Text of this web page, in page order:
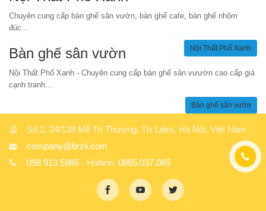
Chuyên cung cấp bàn ghế sân vườn, bàn ghế cafe, bàn ghế nhôm
đúc...
Nội Thất Phố Xanh
Bàn ghế sân vườn
Nội Thất Phố Xanh - Chuyên cung cấp bàn ghế sân vưườn cao cấp giá
cạnh tranh...
Bàn ghế sân vườn
Số 2, 24/138 Mễ Trì Thượng, Từ Liêm, Hà Nội, Việt Nam
company@brzii.com
098 913 5885 - Hotline: 0865.037.085